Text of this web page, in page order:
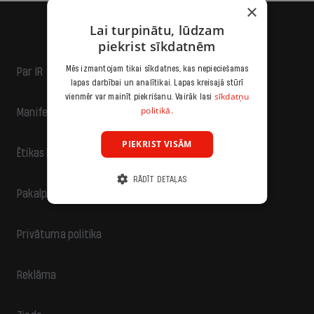
Par IR
Manifests
Ētikas kodekss
Pakalpojumu sniegšanas noteikumi
Privātuma politika
Reklāma
×
Lai turpinātu, lūdzam
piekrist sīkdatnēm
Mēs izmantojam tikai sīkdatnes, kas nepieciešamas
lapas darbībai un analītikai. Lapas kreisajā stūrī
vienmēr var mainīt piekrišanu. Vairāk lasi sīkdatņu
politikā.
PIEKRIST VISĀM
RĀDĪT DETAĻAS